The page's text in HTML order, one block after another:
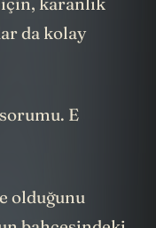
karanlık
da kolay
E
olduğunu